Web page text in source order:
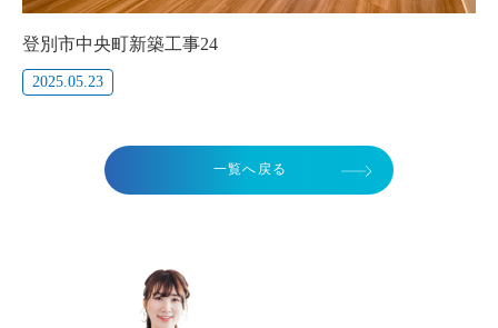
登別市中央町新築工事24
2025.05.23
一覧へ戻る